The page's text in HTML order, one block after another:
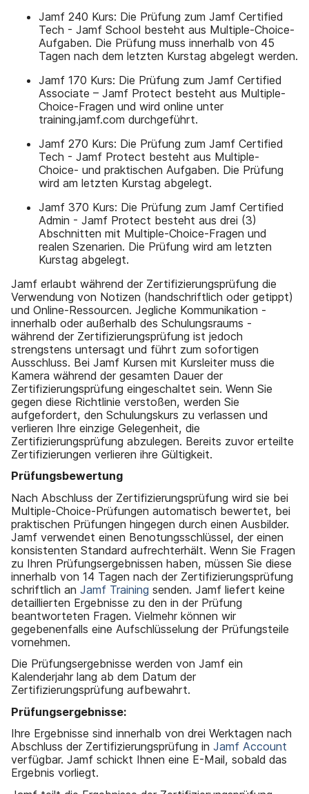
Jamf 240 Kurs: Die Prüfung zum Jamf Certified
Tech - Jamf School besteht aus Multiple-Choice-
Aufgaben. Die Prüfung muss innerhalb von 45
Tagen nach dem letzten Kurstag abgelegt werden.
Jamf 170 Kurs: Die Prüfung zum Jamf Certified
Associate – Jamf Protect besteht aus Multiple-
Choice-Fragen und wird online unter
training.jamf.com durchgeführt.
Jamf 270 Kurs: Die Prüfung zum Jamf Certified
Tech - Jamf Protect besteht aus Multiple-
Choice- und praktischen Aufgaben. Die Prüfung
wird am letzten Kurstag abgelegt.
Jamf 370 Kurs: Die Prüfung zum Jamf Certified
Admin - Jamf Protect besteht aus drei (3)
Abschnitten mit Multiple-Choice-Fragen und
realen Szenarien. Die Prüfung wird am letzten
Kurstag abgelegt.
Jamf erlaubt während der Zertifizierungsprüfung die
Verwendung von Notizen (handschriftlich oder getippt)
und Online-Ressourcen. Jegliche Kommunikation -
innerhalb oder außerhalb des Schulungsraums -
während der Zertifizierungsprüfung ist jedoch
strengstens untersagt und führt zum sofortigen
Ausschluss. Bei Jamf Kursen mit Kursleiter muss die
Kamera während der gesamten Dauer der
Zertifizierungsprüfung eingeschaltet sein. Wenn Sie
gegen diese Richtlinie verstoßen, werden Sie
aufgefordert, den Schulungskurs zu verlassen und
verlieren Ihre einzige Gelegenheit, die
Zertifizierungsprüfung abzulegen. Bereits zuvor erteilte
Zertifizierungen verlieren ihre Gültigkeit.
Prüfungsbewertung
Nach Abschluss der Zertifizierungsprüfung wird sie bei
Multiple-Choice-Prüfungen automatisch bewertet, bei
praktischen Prüfungen hingegen durch einen Ausbilder.
Jamf verwendet einen Benotungsschlüssel, der einen
konsistenten Standard aufrechterhält. Wenn Sie Fragen
zu Ihren Prüfungsergebnissen haben, müssen Sie diese
innerhalb von 14 Tagen nach der Zertifizierungsprüfung
schriftlich an Jamf Training senden. Jamf liefert keine
detaillierten Ergebnisse zu den in der Prüfung
beantworteten Fragen. Vielmehr können wir
gegebenenfalls eine Aufschlüsselung der Prüfungsteile
vornehmen.
Die Prüfungsergebnisse werden von Jamf ein
Kalenderjahr lang ab dem Datum der
Zertifizierungsprüfung aufbewahrt.
Prüfungsergebnisse:
Ihre Ergebnisse sind innerhalb von drei Werktagen nach
Abschluss der Zertifizierungsprüfung in Jamf Account
verfügbar. Jamf schickt Ihnen eine E-Mail, sobald das
Ergebnis vorliegt.